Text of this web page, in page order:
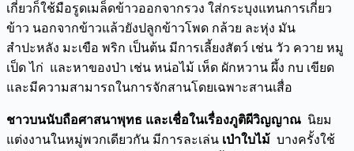
เกี่ยวก็ใช้มือรูดเมล็ดข้าวออกจากรวง ใส่กระบุงแทนการเกี่ยว
ข้าว นอกจากข้าวแล้วยังปลูกข้าวโพด กล้วย ละหุ่ง มัน
สำปะหลัง มะเขือ พริก เป็นต้น มีการเลี้ยงสัตว์ เช่น วัว ควาย หมู
เป็ด ไก่ และหาของป่า เช่น หน่อไม้ เห็ด ผักหวาน ผึ้ง กบ เขียด
และมีความสามารถในการจักสานโดยเฉพาะสานเสื่อ
ชาวบนนับถือศาสนาพุทธ และเชื่อในเรื่องภูติผีวิญญาณ นิยม
แต่งงานในหมู่พวกเดียวกัน มีการละเล่น เป่าใบไม้ บางครั้งใช้